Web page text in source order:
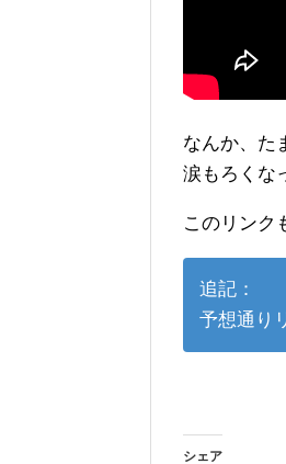
なんか、た
涙もろくな
このリンク
追記：
予想通り
シェア